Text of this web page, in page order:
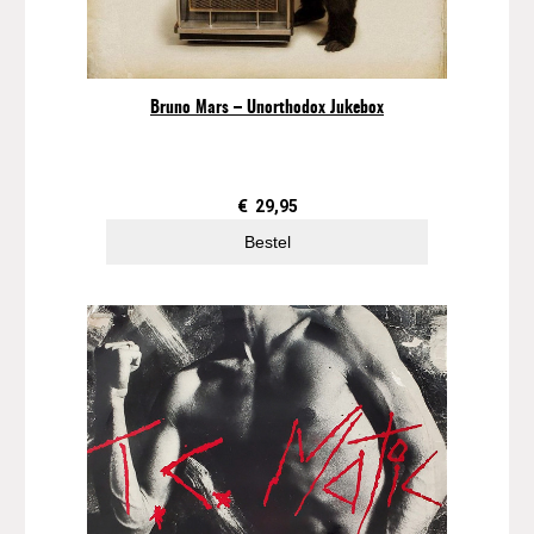
/
R
a
"
c
e
a
r
y
l
Bruno Mars – Unorthodox Jukebox
€ 29,95
Bestel